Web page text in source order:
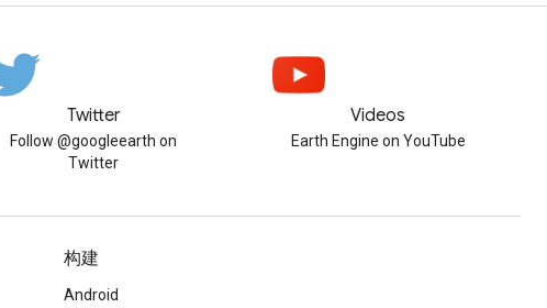
Twitter
Follow @googleearth on
Twitter
Videos
Earth Engine on YouTube
构建
Android